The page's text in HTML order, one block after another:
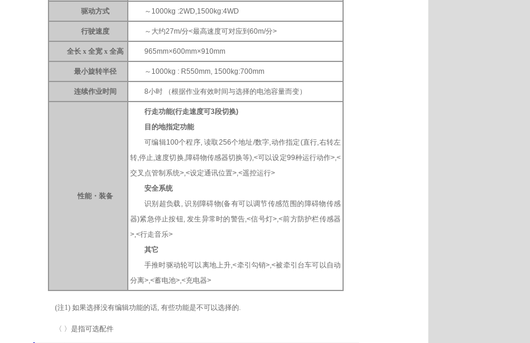
驱动方式 ～1000kg :2WD,1500kg:4WD
行驶速度 ～大约27m/分<最高速度可对应到60m/分>
全长 x 全宽 x 全高 965mm×600mm×910mm
最小旋转半径 ～1000kg : R550mm, 1500kg:700mm
连续作业时间 8小时 （根据作业有效时间与选择的电池容量而变）
性能・装备
行走功能(行走速度可3段切换)
目的地指定功能
可编辑100个程序, 读取256个地址/数字,动作指定(直行,右转左
转,停止,速度切换,障碍物传感器切换等),<可以设定99种运行动作>,<
交叉点管制系统>,<设定通讯位置>,<遥控运行>
安全系统
识别超负载, 识别障碍物(备有可以调节传感范围的障碍物传感
器)紧急停止按钮, 发生异常时的警告,<信号灯>,<前方防护栏传感器
>,<行走音乐>
其它
手推时驱动轮可以离地上升,<牵引勾销>,<被牵引台车可以自动
分离>,<蓄电池>,<充电器>
(注1) 如果选择没有编辑功能的话, 有些功能是不可以选择的.
〈 〉是指可选配件